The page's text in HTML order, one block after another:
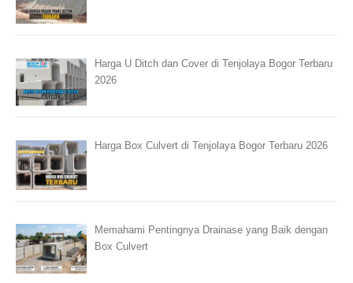
Harga U Ditch dan Cover di Tenjolaya Bogor Terbaru
2026
Harga Box Culvert di Tenjolaya Bogor Terbaru 2026
Memahami Pentingnya Drainase yang Baik dengan
Box Culvert